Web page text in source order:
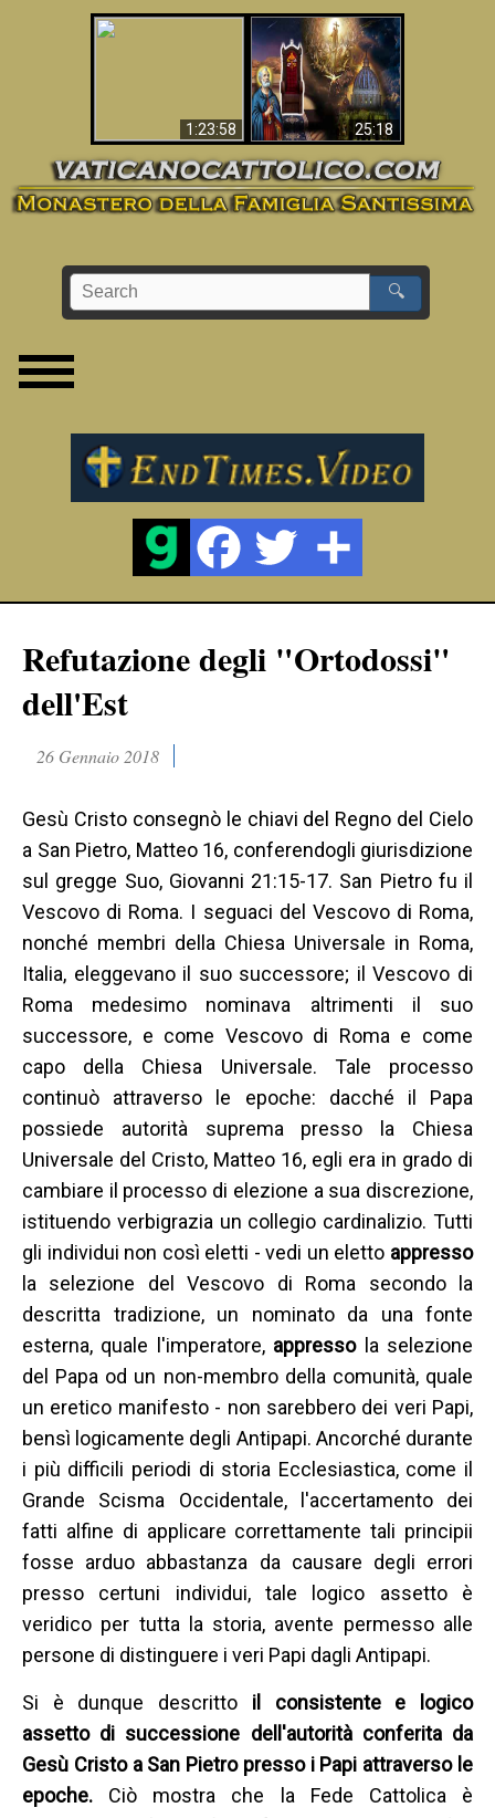
1:23:58 25:18
La Bibbia ha previsto
70 anni senza Papa?
🔍
Refutazione degli "Ortodossi"
dell'Est
26 Gennaio 2018
Gesù Cristo consegnò le chiavi del Regno del Cielo
a San Pietro, Matteo 16, conferendogli giurisdizione
sul gregge Suo, Giovanni 21:15-17. San Pietro fu il
Vescovo di Roma. I seguaci del Vescovo di Roma,
nonché membri della Chiesa Universale in Roma,
Italia, eleggevano il suo successore; il Vescovo di
Roma medesimo nominava altrimenti il suo
successore, e come Vescovo di Roma e come
capo della Chiesa Universale. Tale processo
continuò attraverso le epoche: dacché il Papa
possiede autorità suprema presso la Chiesa
Universale del Cristo, Matteo 16, egli era in grado di
cambiare il processo di elezione a sua discrezione,
istituendo verbigrazia un collegio cardinalizio. Tutti
gli individui non così eletti - vedi un eletto appresso
la selezione del Vescovo di Roma secondo la
descritta tradizione, un nominato da una fonte
esterna, quale l'imperatore, appressola selezione
del Papa od un non-membro della comunità, quale
un eretico manifesto - non sarebbero dei veri Papi,
bensì logicamente degli Antipapi. Ancorché durante
i più difficili periodi di storia Ecclesiastica, come il
Grande Scisma Occidentale, l'accertamento dei
fatti alfine di applicare correttamente tali principii
fosse arduo abbastanza da causare degli errori
presso certuni individui, tale logico assetto è
veridico per tutta la storia, avente permesso alle
persone di distinguere i veri Papi dagli Antipapi.
Si è dunque descritto il consistente e logico
assetto di successione dell'autorità conferita da
Gesù Cristo a San Pietro presso i Papi attraverso le
epoche. Ciò mostra che la Fede Cattolica è